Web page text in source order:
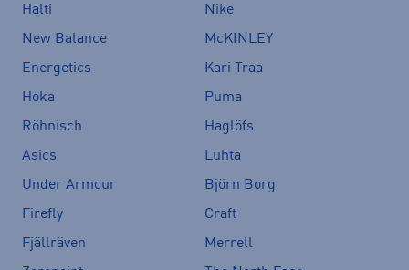
Halti
Nike
New Balance
McKINLEY
Energetics
Kari Traa
Hoka
Puma
Röhnisch
Haglöfs
Asics
Luhta
Under Armour
Björn Borg
Firefly
Craft
Fjällräven
Merrell